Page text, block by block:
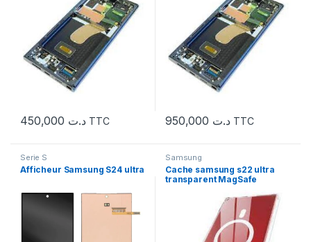
د.ت TTC د.ت TTC
Serie S
Afficheur Samsung S24 ultra
Samsung
Cache samsung s22 ultra
transparent MagSafe